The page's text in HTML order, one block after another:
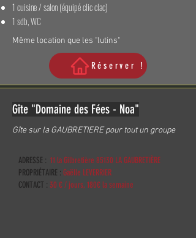
1 cuisine / salon (équipé clic clac)
1 sdb, WC
Même location que les "lutins"
Réserver !
Gîte "Domaine des Fées - Noa"
Gîte sur la GAUBRETIERE pour tout un groupe
ADRESSE : 11 la Gilbretière 85130 LA GAUBRETIÈRE
PROPRIÉTAIRE : Gaëlle LEVERRIER
CONTACT : 30 € / jours, 180€ la semaine